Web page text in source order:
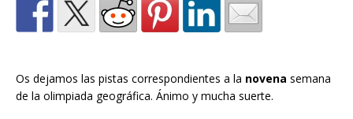
Os dejamos las pistas correspondientes a la novena semana
de la olimpiada geográfica. Ánimo y mucha suerte.